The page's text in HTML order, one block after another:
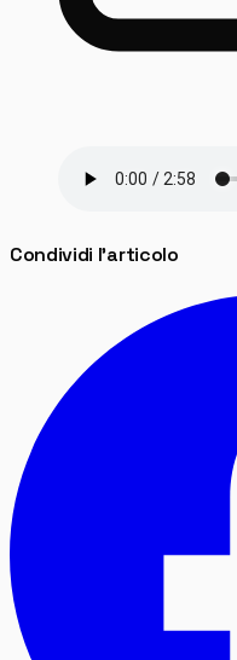
Condividi l'articolo